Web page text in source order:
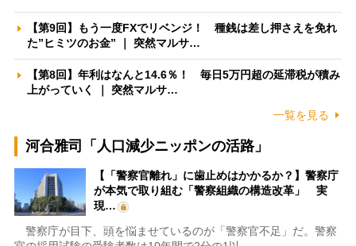
【第9回】もう一度FXでリベンジ！ 種銭は差し押さえを免れ
た”ヒミツのお金” ｜ 突然マルサ…
【第8回】年利はなんと14.6％！ 毎日5万円超の延滞税が積み
上がっていく ｜ 突然マルサ…
一覧を見る
河合雅司「人口減少ニッポンの活路」
【「警察官離れ」に歯止めはかかるか？】警察庁
が本気で取り組む「警察組織の構造改革」 実
現…
警察庁が目下、頭を悩ませているのが「警察官不足」だ。警察